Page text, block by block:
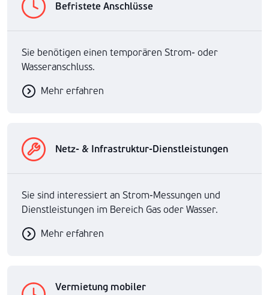
Befristete Anschlüsse
Sie benötigen einen temporären Strom- oder
Wasseranschluss.
Mehr erfahren
Netz- & Infrastruktur-Dienstleistungen
Sie sind interessiert an Strom-Messungen und
Dienstleistungen im Bereich Gas oder Wasser.
Mehr erfahren
Vermietung mobiler